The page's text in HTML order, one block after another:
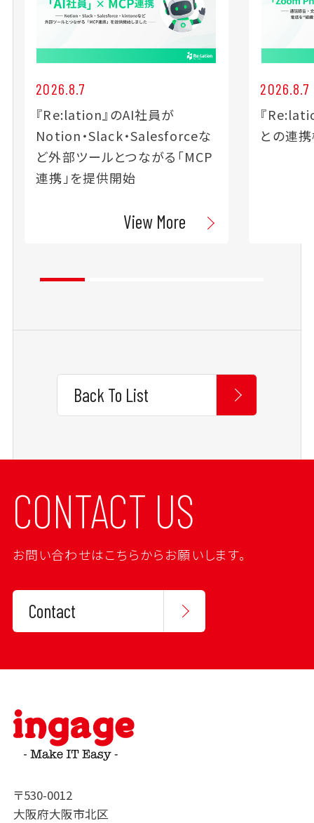
2026.8.7
『Re:lation』のAI社員が
Notion・Slack・Salesforceな
ど外部ツールとつながる「MCP
連携」を提供開始
View More
2026.8.7
『
との連
Back To List
CONTACT US
お問い合わせはこちらからお願いします。
Contact
〒530-0012
大阪府大阪市北区